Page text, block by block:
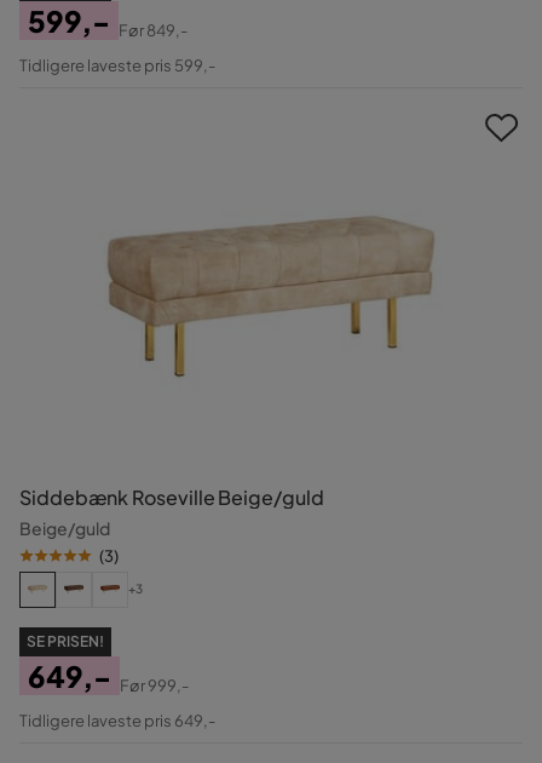
Pris
599,-
Original
Før849,-
Tidligere laveste pris 599,-
Siddebænk Roseville Beige/guld
Beige/guld
(3)
+3
SE PRISEN!
Pris
649,-
Original
Før999,-
Tidligere laveste pris 649,-